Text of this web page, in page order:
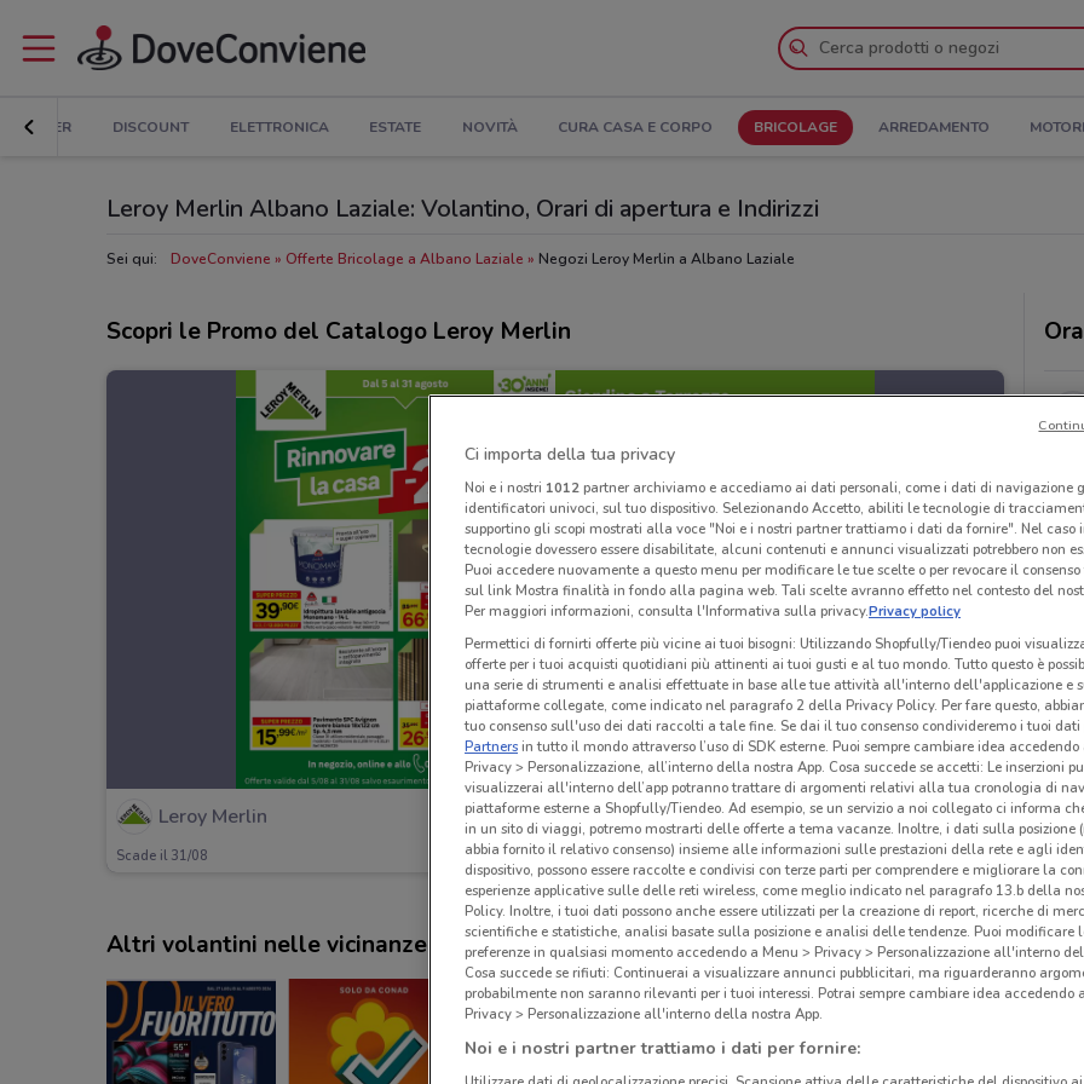
E SUPER DISCOUNT ELETTRONICA ESTATE NOVITÀ CURA CASA E CORPO BRICOLAGE ARREDAMENTO MOTORI
Leroy Merlin Albano Laziale: Volantino, Orari di apertura e Indirizzi
Sei qui: DoveConviene Offerte Bricolage a Albano Laziale Negozi Leroy Merlin a Albano Laziale
Scopri le Promo del Catalogo Leroy Merlin
Leroy Merlin
Scade il 31/08 11.8 km
Altri volantini nelle vicinanze
Gli
e i
Ci importa della tua privacy
Noi e i nostri 1012partner archiviamo e accediamo ai dati personali, come i dati di navigazione
identificatori univoci, sul tuo dispositivo. Selezionando Accetto, abiliti le tecnologie di
supportino gli scopi mostrati alla voce "Noi e i nostri partner trattiamo i dati da fornire". Nel caso
tecnologie dovessero essere disabilitate, alcuni contenuti e annunci visualizzati potrebbero non
Puoi accedere nuovamente a questo menu per modificare le tue scelte o per revocare il
sul link Mostra finalità in fondo alla pagina web. Tali scelte avranno effetto nel contesto del
Per maggiori informazioni, consulta l'Informativa sulla privacy.Privacy policy
Permettici di fornirti offerte più vicine ai tuoi bisogni: Utilizzando Shopfully/Tiendeo puoi
offerte per i tuoi acquisti quotidiani più attinenti ai tuoi gusti e al tuo mondo. Tutto questo è
una serie di strumenti e analisi effettuate in base alle tue attività all'interno dell'applicazione e
piattaforme collegate, come indicato nel paragrafo 2 della Privacy Policy. Per fare questo,
tuo consenso sull'uso dei dati raccolti a tale fine. Se dai il tuo consenso condivideremo i tuoi dati
Partnersin tutto il mondo attraverso l’uso di SDK esterne. Puoi sempre cambiare idea accedendo
Privacy > Personalizzazione, all’interno della nostra App. Cosa succede se accetti: Le inserzioni
visualizzerai all'interno dell’app potranno trattare di argomenti relativi alla tua cronologia di
piattaforme esterne a Shopfully/Tiendeo. Ad esempio, se un servizio a noi collegato ci informa
in un sito di viaggi, potremo mostrarti delle offerte a tema vacanze. Inoltre, i dati sulla posizione
abbia fornito il relativo consenso) insieme alle informazioni sulle prestazioni della rete e agli
dispositivo, possono essere raccolte e condivisi con terze parti per comprendere e migliorare la
esperienze applicative sulle delle reti wireless, come meglio indicato nel paragrafo 13.b della
Policy. Inoltre, i tuoi dati possono anche essere utilizzati per la creazione di report, ricerche di
scientifiche e statistiche, analisi basate sulla posizione e analisi delle tendenze. Puoi modificare
preferenze in qualsiasi momento accedendo a Menu > Privacy > Personalizzazione all'interno
Cosa succede se rifiuti: Continuerai a visualizzare annunci pubblicitari, ma riguarderanno
probabilmente non saranno rilevanti per i tuoi interessi. Potrai sempre cambiare idea accedendo
Privacy > Personalizzazione all'interno della nostra App.
Noi e i nostri partner trattiamo i dati per fornire: